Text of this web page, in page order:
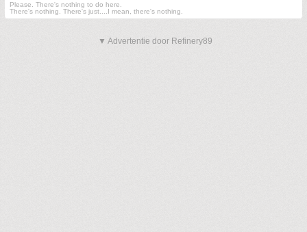
Please. There's nothing to do here.
There's nothing. There's just....I mean, there's nothing.
▼ Advertentie door Refinery89